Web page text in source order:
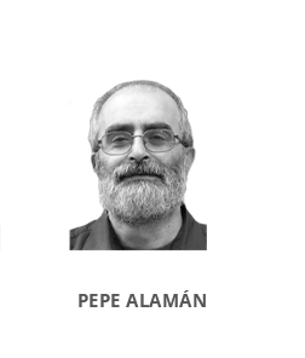
PEPE ALAMÁN